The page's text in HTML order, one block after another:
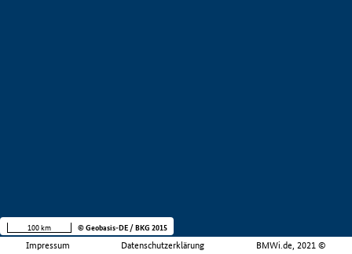
Impressum Datenschutzerklärung BMWi.de, 2021 ©
100 km © Geobasis-DE / BKG 2015